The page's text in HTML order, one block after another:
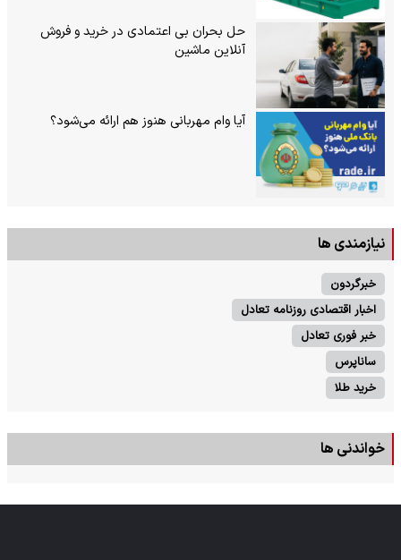
حل بحران بی‌ اعتمادی در خرید و فروش
آنلاین ماشین
آیا وام مهربانی هنوز هم ارائه می‌شود؟
نیازمندی ها
خبرگردون
اخبار اقتصادی روزنامه تعادل
خبر فوری تعادل
ساناپرس
خرید طلا
خواندنی ها